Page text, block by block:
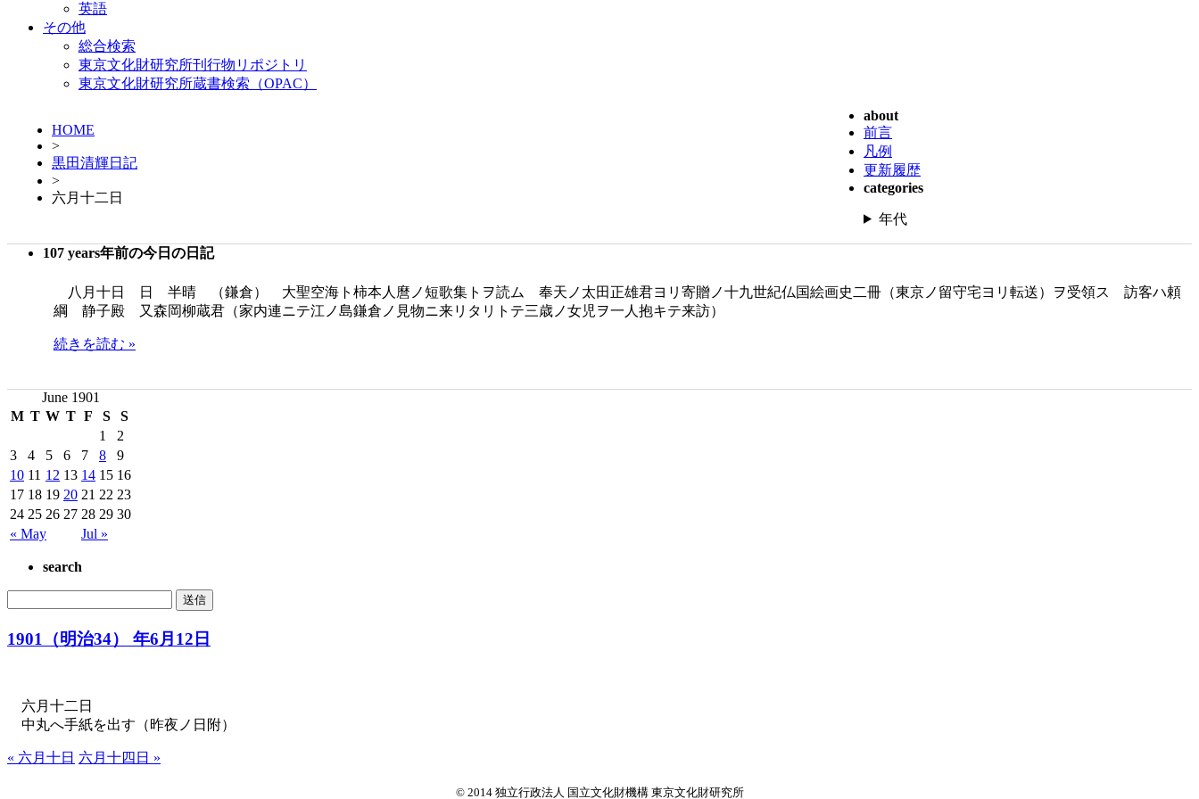
英語
その他
総合検索
東京文化財研究所刊行物リポジトリ
東京文化財研究所蔵書検索（OPAC）
HOME
>
黒田清輝日記
>
六月十二日
about
前言
凡例
更新履歴
categories
年代
107 years年前の今日の日記
八月十日 日 半晴 （鎌倉） 大聖空海ト柿本人麿ノ短歌集トヲ読ム 奉天ノ太田正雄君ヨリ寄贈ノ十九世紀仏国絵画史二冊（東京ノ留守宅ヨリ転送）ヲ受領ス 訪客ハ頼
綱 静子殿 又森岡柳蔵君（家内連ニテ江ノ島鎌倉ノ見物ニ来リタリトテ三歳ノ女児ヲ一人抱キテ来訪）
続きを読む »
June 1901
M T W T F S S
« May Jul »
1
2
3
4 5 6 7 8
9
10 11 12 13 14 15 16
17 18 19 20 21 22 23
24 25 26 27 28 29 30
search
1901（明治34） 年6月12日
六月十二日
中丸へ手紙を出す（昨夜ノ日附）
« 六月十日 六月十四日 »
© 2014 独立行政法人 国立文化財機構 東京文化財研究所